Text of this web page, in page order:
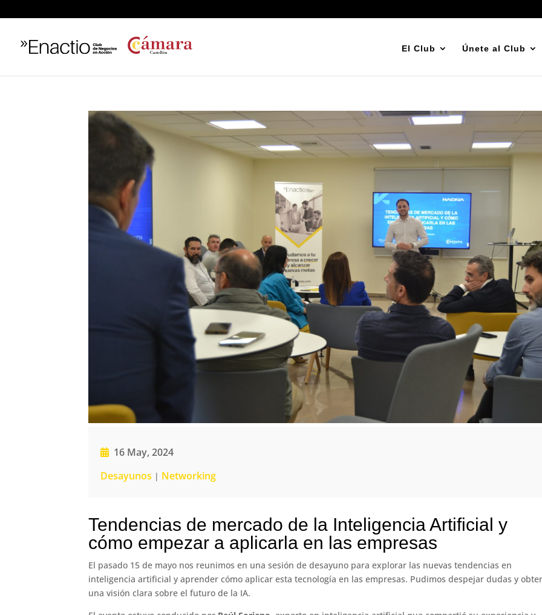
El Club Únete al Club
16 May, 2024
Desayunos | Networking
Tendencias de mercado de la Inteligencia Artificial y
cómo empezar a aplicarla en las empresas
El pasado 15 de mayo nos reunimos en una sesión de desayuno para explorar las nuevas tendencias en
inteligencia artificial y aprender cómo aplicar esta tecnología en las empresas. Pudimos despejar dudas y
una visión clara sobre el futuro de la IA.